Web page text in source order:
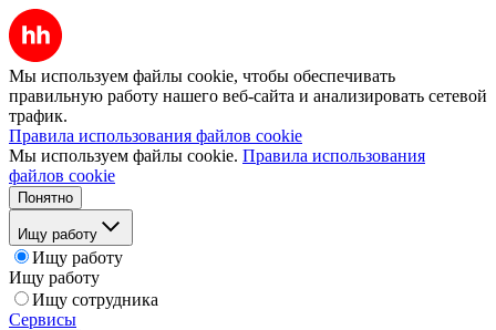
Мы используем файлы cookie, чтобы обеспечивать
правильную работу нашего веб-сайта и анализировать сетевой
трафик.
Правила использования файлов cookie
Мы используем файлы cookie. Правила использования
файлов cookie
Понятно
Ищу работу
Ищу работу
Ищу работу
Ищу сотрудника
Сервисы